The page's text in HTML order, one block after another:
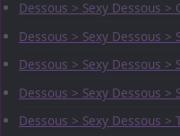
Dessous > Sexy Dessous >
Dessous > Sexy Dessous >
Dessous > Sexy Dessous >
Dessous > Sexy Dessous >
Dessous > Sexy Dessous >